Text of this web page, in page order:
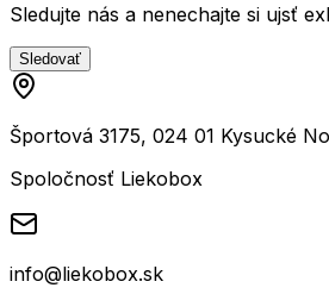
Sledujte nás a nenechajte si ujsť
Sledovať
Športová 3175, 024 01 Kysucké
Spoločnosť Liekobox
info@liekobox.sk